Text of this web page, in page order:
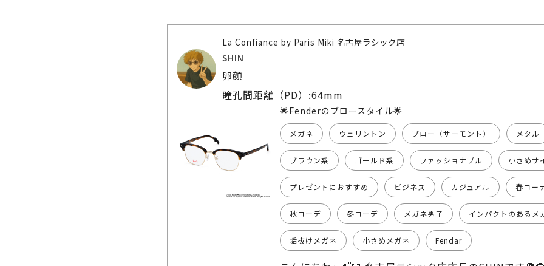
La Confiance by Paris Miki 名古屋ラシック店
SHIN
卵顔
瞳孔間距離（PD）:64mm
🌟Fenderのブロースタイル🌟
メガネ ウェリントン ブロー（サーモント） メタル
ブラウン系 ゴールド系 ファッショナブル 小さめサ
プレゼントにおすすめ ビジネス カジュアル 春コー
秋コーデ 冬コーデ メガネ男子 インパクトのあるメ
垢抜けメガネ 小さめメガネ Fendar